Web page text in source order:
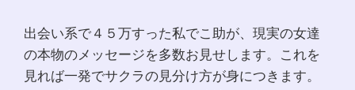
出会い系で４５万すった私でこ助が、現実の女達
の本物のメッセージを多数お見せします。これを
見れば一発でサクラの見分け方が身につきます。